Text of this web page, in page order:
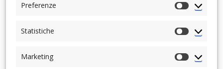
Preferenze
Statistiche
Statistiche
Marketing
Marketing